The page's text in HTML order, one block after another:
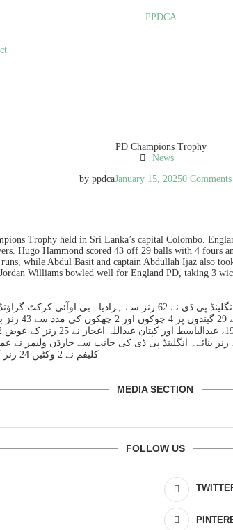
News
byppdcaJanuary 15, 20250 Comments
Trophy held in Sri Lanka’s capital Colombo.
Hugo Hammond scored 43 off 29 balls with 4
while Abdul Basit and captain Abdullah Ijaz also
Williams bowled well for England PD, taking 3
کولمبو: سری لنکا کے دارلخلافہ کولمبو میں منعقدہ پی ڈی چیمپئنز ٹرافی
کلیفم نے 2 وکٹیں 24 رنز کے بدلے حاصل کیں۔ انگلینڈ کے جارڈن ویلیمز کو مین آف دی میچ ایوارڈ دیا گیا۔
MEDIA SECTION
FOLLOW US